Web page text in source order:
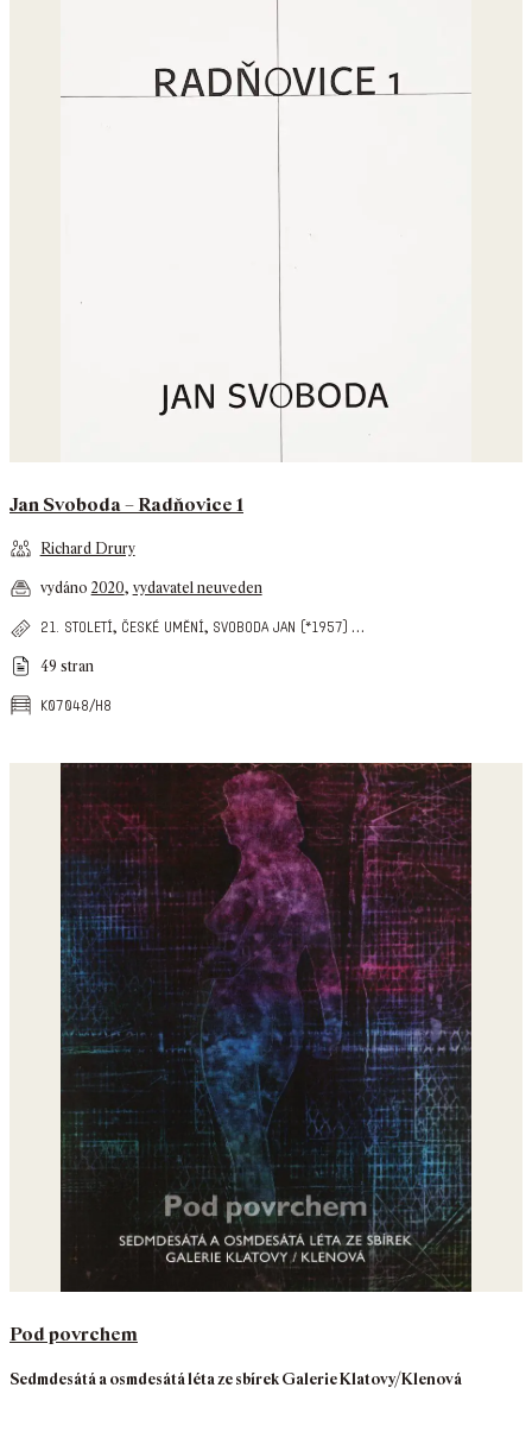
Jan Svoboda – Radňovice 1
Richard Drury
vydáno 2020, vydavatel neuveden
21. století, české umění, svoboda jan (*1957) …
49 stran
k07048/h8
Pod povrchem
Sedmdesátá a osmdesátá léta ze sbírek Galerie Klatovy/Klenová